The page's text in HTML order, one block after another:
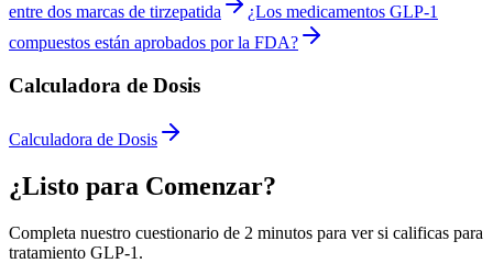
entre dos marcas de tirzepatida
¿Los medicamentos GLP-1
compuestos están aprobados por la FDA?
Calculadora de Dosis
Calculadora de Dosis
¿Listo para Comenzar?
Completa nuestro cuestionario de 2 minutos para ver si calificas para
tratamiento GLP-1.